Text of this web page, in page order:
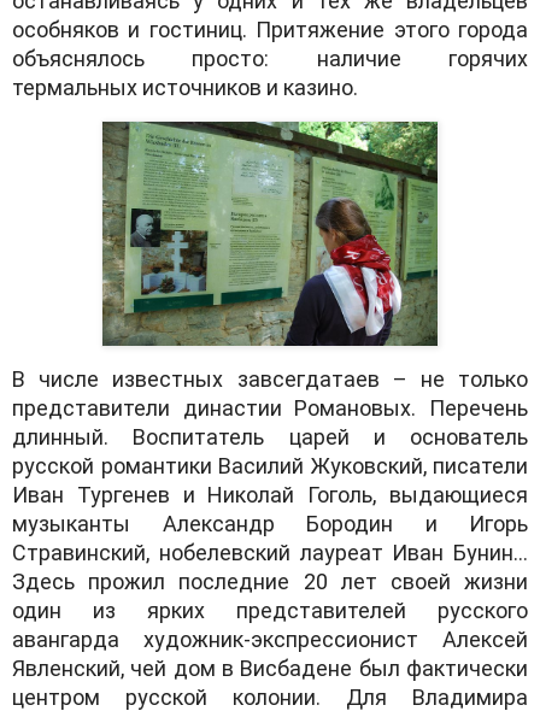
особняков и гостиниц. Притяжение этого города
объяснялось просто: наличие горячих
термальных источников и казино.
В числе известных завсегдатаев – не только
представители династии Романовых. Перечень
длинный. Воспитатель царей и основатель
русской романтики Василий Жуковский, писатели
Иван Тургенев и Николай Гоголь, выдающиеся
музыканты Александр Бородин и Игорь
Стравинский, нобелевский лауреат Иван Бунин…
Здесь прожил последние 20 лет своей жизни
один из ярких представителей русского
авангарда художник-экспрессионист Алексей
Явленский, чей дом в Висбадене был фактически
центром русской колонии. Для Владимира